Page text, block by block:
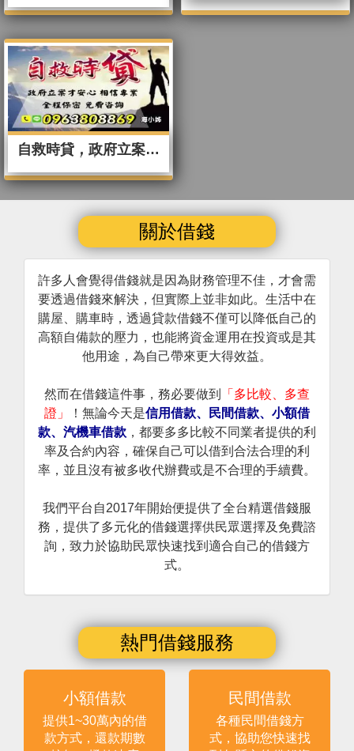
自救時貸，政府立案才
關於借錢
許多人會覺得借錢就是因為財務管理不佳，才會需
要透過借錢來解決，但實際上並非如此。生活中在
購屋、購車時，透過貸款借錢不僅可以降低自己的
高額自備款的壓力，也能將資金運用在投資或是其
他用途，為自己帶來更大得效益。
然而在借錢這件事，務必要做到
「多比較、多查
證」
！無論今天是信用借款、民間借款、小額借
款、汽機車借款 ，都要多多比較不同業者提供的利
率及合約內容，確保自己可以借到合法合理的利
率，並且沒有被多收代辦費或是不合理的手續費。
我們平台自2017年開始便提供了全台精選借錢服
務，提供了多元化的借錢選擇供民眾選擇及免費諮
詢，致力於協助民眾快速找到適合自己的借錢方
式。
熱門借錢服務
小額借款
提供1~30萬內的借
款方式，還款期數
民間借款
各種民間借錢方
式，協助您快速找